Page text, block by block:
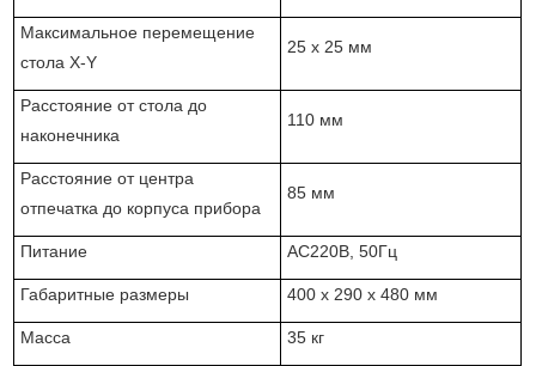
Максимальное перемещение
стола X-Y
25 x 25 мм
Расстояние от стола до
наконечника
110 мм
Расстояние от центра
отпечатка до корпуса прибора
85 мм
Питание AC220В, 50Гц
Габаритные размеры 400 x 290 x 480 мм
Масса 35 кг